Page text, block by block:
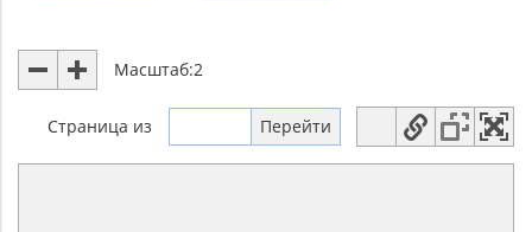
Масштаб:2
Страница из